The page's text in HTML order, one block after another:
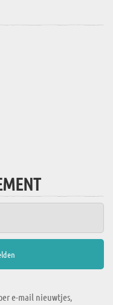
e-mail nieuwtjes,